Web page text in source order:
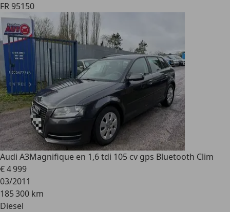
FR 95150
Audi A3Magnifique en 1,6 tdi 105 cv gps Bluetooth Clim
€ 4 999
03/2011
185 300 km
Diesel